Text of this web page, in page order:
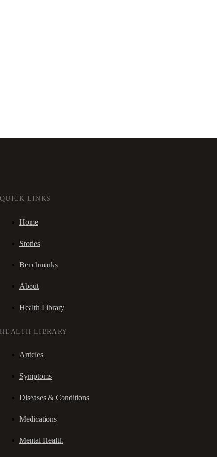
QUICK LINKS
Home
Stories
Benchmarks
About
Health Library
HEALTH LIBRARY
Articles
Symptoms
Diseases & Conditions
Medications
Mental Health